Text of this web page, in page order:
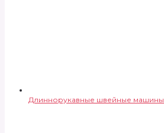
Длиннорукавные швейные машины